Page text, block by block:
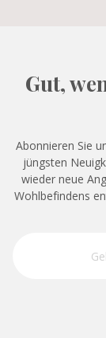
Gut,
Abonnieren Sie
jüngsten
wieder neue
Wohlbefindens